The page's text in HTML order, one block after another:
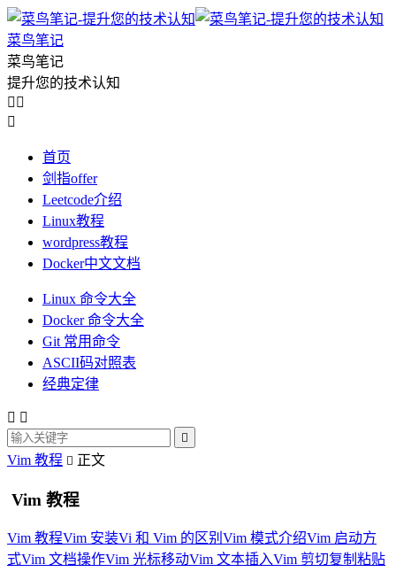
菜鸟笔记
菜鸟笔记
提升您的技术认知
 

首页
剑指offer
Leetcode介绍
Linux教程
wordpress教程
Docker中文文档
Linux 命令大全
Docker 命令大全
Git 常用命令
ASCII码对照表
经典定律
 

Vim 教程  正文
Vim 教程
Vim 教程Vim 安装Vi 和 Vim 的区别 Vim 模式介绍Vim 启动方
式Vim 文档操作Vim 光标移动Vim 文本插入Vim 剪切复制粘贴